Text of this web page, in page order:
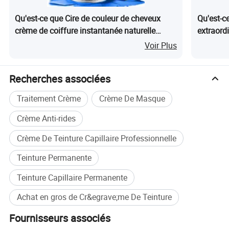
Nos avantages
Qu'est-ce que Cire de couleur de cheveux
crème de coiffure instantanée naturelle
Voir Plus
Qu'est-
Recherches associées
Traitement Crème
Crème De Masque
Crème Anti-rides
Crème De Teinture Capillaire Professionnelle
Teinture Permanente
Teinture Capillaire Permanente
Achat en gros de Cr&egrave;me De Teinture
Fournisseurs associés